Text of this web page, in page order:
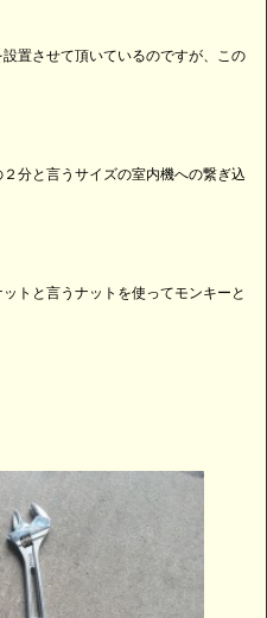
置させて頂いているのですが、この
分と言うサイズの室内機への繋ぎ込
トと言うナットを使ってモンキーと